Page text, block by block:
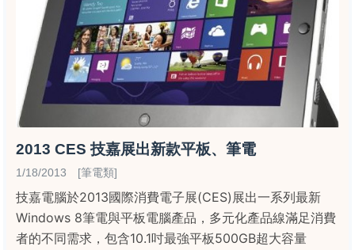
2013 CES 技嘉展出新款平板、筆電
1/18/2013 [筆電類]
技嘉電腦於2013國際消費電子展(CES)展出一系列最新
Windows 8筆電與平板電腦產品，多元化產品線滿足消費
者的不同需求，包含10.1吋最強平板500GB超大容量